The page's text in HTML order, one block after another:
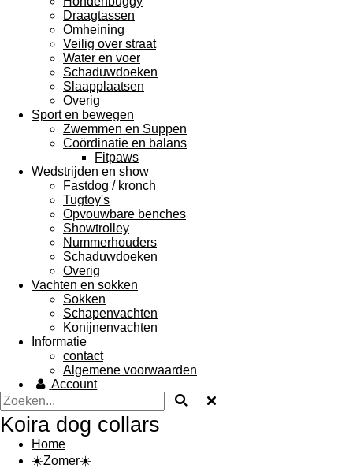
Draagtassen
Omheining
Veilig over straat
Water en voer
Schaduwdoeken
Slaapplaatsen
Overig
Sport en bewegen
Zwemmen en Suppen
Coördinatie en balans
Fitpaws
Wedstrijden en show
Fastdog / kronch
Tugtoy's
Opvouwbare benches
Showtrolley
Nummerhouders
Schaduwdoeken
Overig
Vachten en sokken
Sokken
Schapenvachten
Konijnenvachten
Informatie
contact
Algemene voorwaarden
Account
Koira dog collars
Home
☀️Zomer☀️